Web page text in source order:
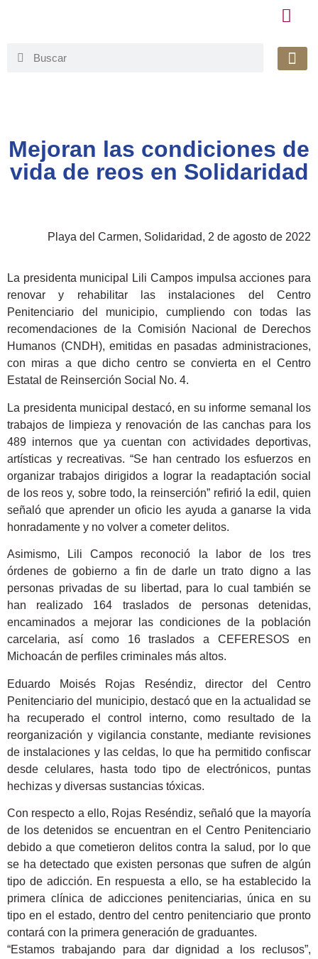
Mejoran las condiciones de
vida de reos en Solidaridad
Playa del Carmen, Solidaridad, 2 de agosto de 2022
La presidenta municipal Lili Campos impulsa acciones para
renovar y rehabilitar las instalaciones del Centro
Penitenciario del municipio, cumpliendo con todas las
recomendaciones de la Comisión Nacional de Derechos
Humanos (CNDH), emitidas en pasadas administraciones,
con miras a que dicho centro se convierta en el Centro
Estatal de Reinserción Social No. 4.
La presidenta municipal destacó, en su informe semanal los
trabajos de limpieza y renovación de las canchas para los
489 internos que ya cuentan con actividades deportivas,
artísticas y recreativas. “Se han centrado los esfuerzos en
organizar trabajos dirigidos a lograr la readaptación social
de los reos y, sobre todo, la reinserción” refirió la edil, quien
señaló que aprender un oficio les ayuda a ganarse la vida
honradamente y no volver a cometer delitos.
Asimismo, Lili Campos reconoció la labor de los tres
órdenes de gobierno a fin de darle un trato digno a las
personas privadas de su libertad, para lo cual también se
han realizado 164 traslados de personas detenidas,
encaminados a mejorar las condiciones de la población
carcelaria, así como 16 traslados a CEFERESOS en
Michoacán de perfiles criminales más altos.
Eduardo Moisés Rojas Reséndiz, director del Centro
Penitenciario del municipio, destacó que en la actualidad se
ha recuperado el control interno, como resultado de la
reorganización y vigilancia constante, mediante revisiones
de instalaciones y las celdas, lo que ha permitido confiscar
desde celulares, hasta todo tipo de electrónicos, puntas
hechizas y diversas sustancias tóxicas.
Con respecto a ello, Rojas Reséndiz, señaló que la mayoría
de los detenidos se encuentran en el Centro Penitenciario
debido a que cometieron delitos contra la salud, por lo que
se ha detectado que existen personas que sufren de algún
tipo de adicción. En respuesta a ello, se ha establecido la
primera clínica de adicciones penitenciarias, única en su
tipo en el estado, dentro del centro penitenciario que pronto
contará con la primera generación de graduantes.
“Estamos trabajando para dar dignidad a los reclusos”,